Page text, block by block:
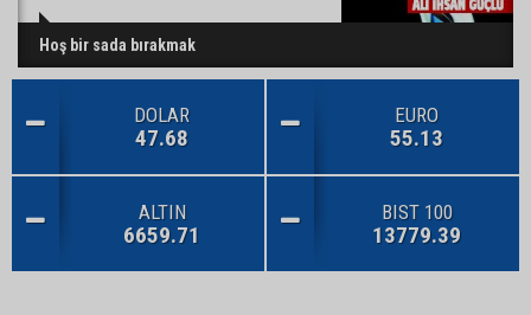
Hoş bir sada bırakmak
DOLAR
47.68
EURO
55.13
ALTIN
6659.71
BIST 100
13779.39